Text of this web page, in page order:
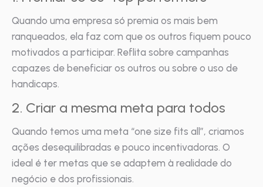
Quando uma empresa só premia os mais bem
ranqueados, ela faz com que os outros fiquem pouco
motivados a participar. Reflita sobre campanhas
capazes de beneficiar os outros ou sobre o uso de
handicaps.
2. Criar a mesma meta para todos
Quando temos uma meta “one size fits all”, criamos
ações desequilibradas e pouco incentivadoras. O
ideal é ter metas que se adaptem à realidade do
negócio e dos profissionais.